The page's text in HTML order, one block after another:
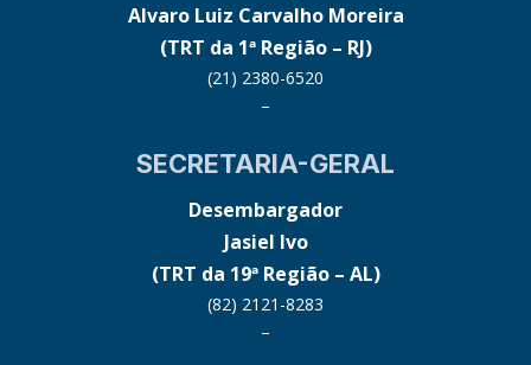
Alvaro Luiz Carvalho Moreira
(TRT da 1ª Região – RJ)
(21) 2380-6520
–
SECRETARIA-GERAL
Desembargador
Jasiel Ivo
(TRT da 19ª Região – AL)
(82) 2121-8283
–